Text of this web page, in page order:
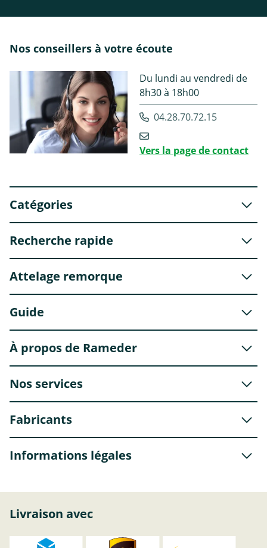
Nos conseillers à votre écoute
Du lundi au vendredi de
8h30 à 18h00
04.28.70.72.15
Vers la page de contact
Catégories
Recherche rapide
Attelage remorque
Guide
À propos de Rameder
Nos services
Fabricants
Informations légales
Livraison avec